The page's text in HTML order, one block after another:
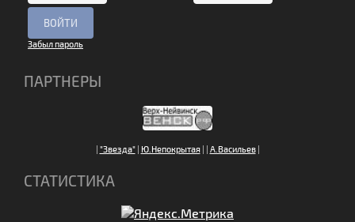
Забыл пароль
ПАРТНЕРЫ
| "Звезда"| Ю.Непокрытая| | А.Васильев|
СТАТИСТИКА